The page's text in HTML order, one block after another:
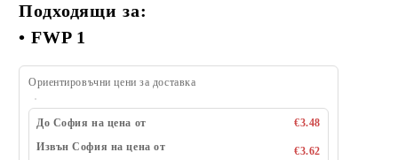
Подходящи за:
• FWP 1
Ориентировъчни цени за доставка
До София на цена от
€3.48
Извън София на цена от
€3.62